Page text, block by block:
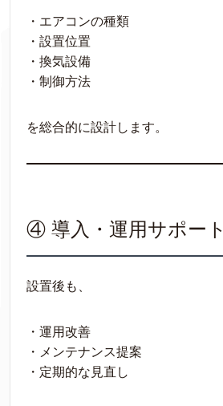
・エアコンの種類
・設置位置
・換気設備
・制御方法
を総合的に設計します。
④ 導入・運用サポート
設置後も、
・運用改善
・メンテナンス提案
・定期的な見直し